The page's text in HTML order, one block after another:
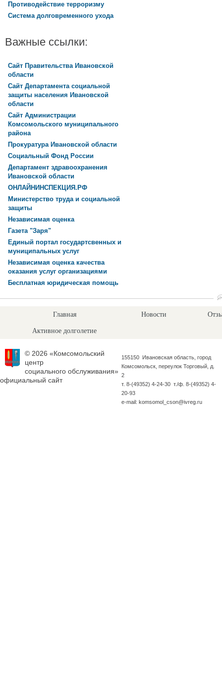
Противодействие терроризму
Система долговременного ухода
Важные ссылки:
Сайт Правительства Ивановской
области
Сайт Департамента социальной
защиты населения Ивановской
области
Сайт Администрации
Комсомольского муниципального
района
Прокуратура Ивановской области
Социальный Фонд России
Департамент здравоохранения
Ивановской области
ОНЛАЙНИНСПЕКЦИЯ.РФ
Министерство труда и социальной
защиты
Независимая оценка
Газета "Заря"
Единый портал государтсвенных и
муниципальных услуг
Независимая оценка качества
оказания услуг организациями
Бесплатная юридическая помощь
Главная Новости
Активное долголетие
© 2026 «Комсомольский
центр
социального обслуживания»
официальный сайт
155150 Ивановская область, город
Комсомольск, переулок Торговый, д.
2
т. 8-(49352) 4-24-30 т./ф. 8-(49352) 4-
20-93
e-mail: komsomol_cson@ivreg.ru